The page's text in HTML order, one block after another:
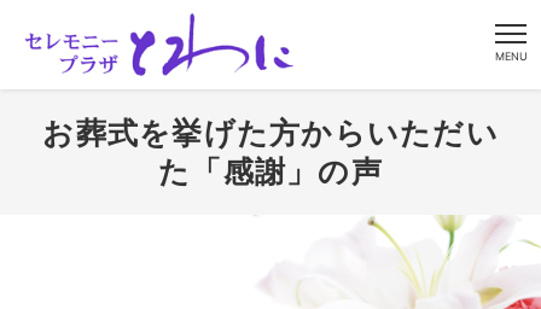
MENU
お葬式を挙げた方からいただい
た「感謝」の声